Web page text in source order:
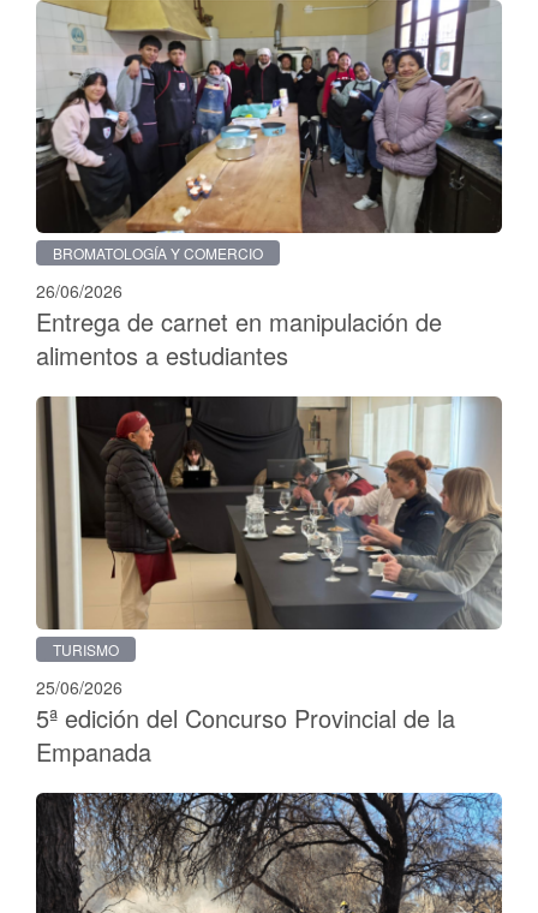
BROMATOLOGÍA Y COMERCIO
26/06/2026
Entrega de carnet en manipulación de
alimentos a estudiantes
TURISMO
25/06/2026
5ª edición del Concurso Provincial de la
Empanada